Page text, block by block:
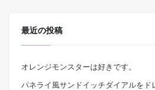
最近の投稿
オレンジモンスターは好きです。
パネライ風サンドイッチダイアルをド